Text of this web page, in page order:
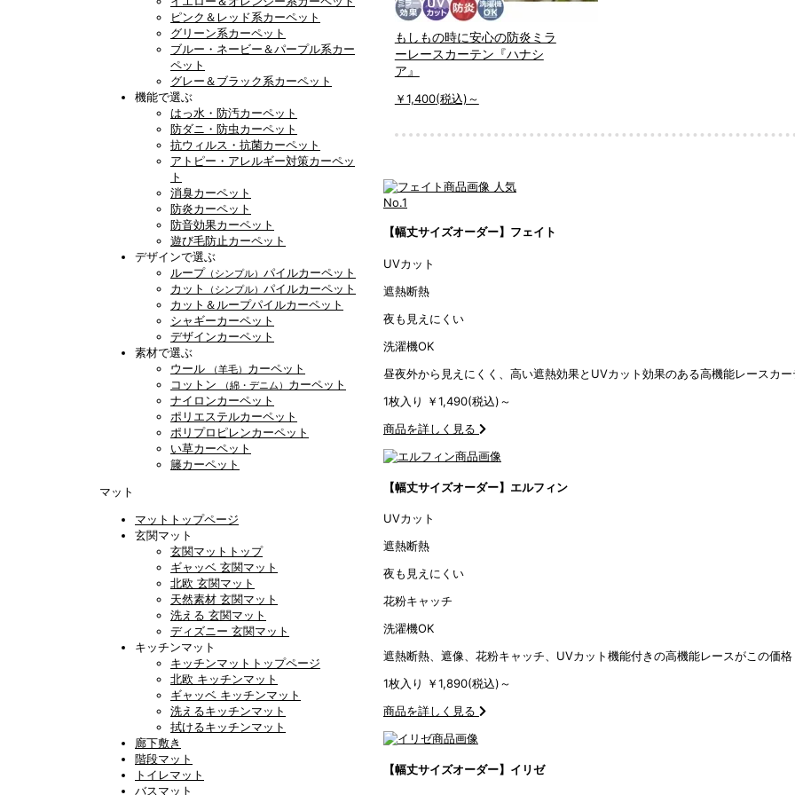
ピンク＆レッド系カーペット
グリーン系カーペット
ブルー・ネービー＆パープル系カー
ペット
グレー＆ブラック系カーペット
機能で選ぶ
はっ水・防汚カーペット
防ダニ・防虫カーペット
抗ウィルス・抗菌カーペット
アトピー・アレルギー対策カーペッ
ト
消臭カーペット
防炎カーペット
防音効果カーペット
遊び毛防止カーペット
デザインで選ぶ
ループ （シンプル） パイルカーペット
カット
（シンプル） パイルカーペット
カット＆ループパイルカーペット
シャギーカーペット
デザインカーペット
素材で選ぶ
ウール
（羊毛） カーペット
コットン
（綿・デニム） カーペット
ナイロンカーペット
ポリエステルカーペット
ポリプロピレンカーペット
い草カーペット
籐カーペット
マット
マットトップページ
玄関マット
玄関マットトップ
ギャッベ 玄関マット
北欧 玄関マット
天然素材 玄関マット
洗える 玄関マット
ディズニー 玄関マット
キッチンマット
キッチンマットトップページ
北欧 キッチンマット
ギャッベ キッチンマット
洗えるキッチンマット
拭けるキッチンマット
廊下敷き
階段マット
トイレマット
バスマット
もしもの時に安心の防炎ミラ
ーレースカーテン『ハナシ
ア』
￥1,400(税込)～
人気
No.1
【幅丈サイズオーダー】フェイト
UVカット
遮熱断熱
夜も見えにくい
洗濯機OK
昼夜外から見えにくく、高い遮熱効果とUVカット効果のある高機能レースカ
1枚入り ￥1,490(税込)～
商品を詳しく見る
【幅丈サイズオーダー】エルフィン
UVカット
遮熱断熱
夜も見えにくい
花粉キャッチ
洗濯機OK
遮熱断熱、遮像、花粉キャッチ、UVカット機能付きの高機能レースがこの価格
1枚入り ￥1,890(税込)～
商品を詳しく見る
【幅丈サイズオーダー】イリゼ